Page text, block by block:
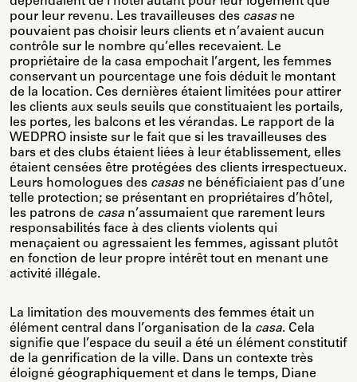
pour leur revenu. Les travailleuses des casasne
pouvaient pas choisir leurs clients et n’avaient aucun
contrôle sur le nombre qu’elles recevaient. Le
propriétaire de la casa empochait l’argent, les femmes
conservant un pourcentage une fois déduit le montant
de la location. Ces dernières étaient limitées pour attirer
les clients aux seuls seuils que constituaient les portails,
les portes, les balcons et les vérandas. Le rapport de la
WEDPRO insiste sur le fait que si les travailleuses des
bars et des clubs étaient liées à leur établissement, elles
étaient censées être protégées des clients irrespectueux.
Leurs homologues des casasne bénéficiaient pas d’une
telle protection; se présentant en propriétaires d’hôtel,
les patrons de casa n’assumaient que rarement leurs
responsabilités face à des clients violents qui
menaçaient ou agressaient les femmes, agissant plutôt
en fonction de leur propre intérêt tout en menant une
activité illégale.
La limitation des mouvements des femmes était un
élément central dans l’organisation de la casa. Cela
signifie que l’espace du seuil a été un élément constitutif
de la genrification de la ville. Dans un contexte très
éloigné géographiquement et dans le temps, Diane